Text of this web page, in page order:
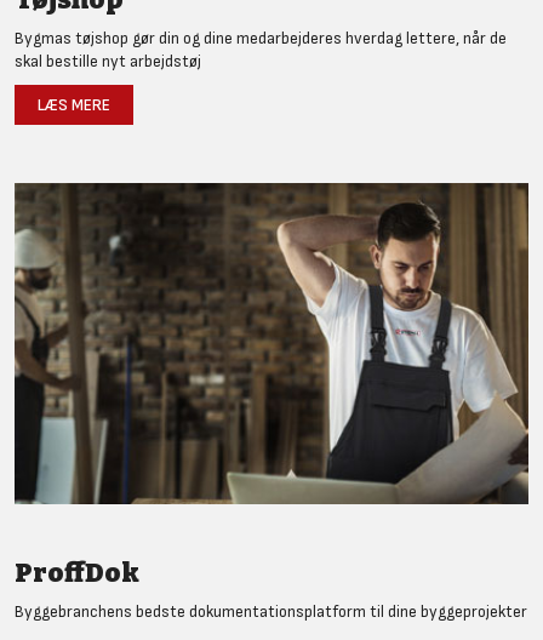
Bygmas tøjshop gør din og dine medarbejderes hverdag lettere, når de
skal bestille nyt arbejdstøj
LÆS MERE
ProffDok
Byggebranchens bedste dokumentationsplatform til dine byggeprojekter